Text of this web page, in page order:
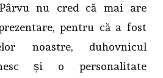
nu cred că mai are
pentru că a fost
noastre, duhovnicul
și o personalitate